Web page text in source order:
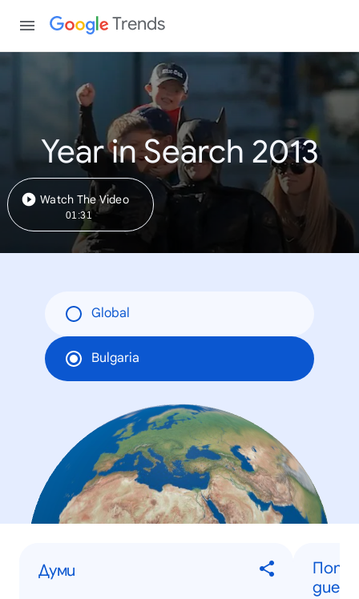
Trends
Year in Search 2013
Watch The Video
01:31
Global
Bulgaria
Думи